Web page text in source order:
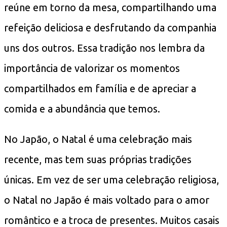
reúne em torno da mesa, compartilhando uma
refeição deliciosa e desfrutando da companhia
uns dos outros. Essa tradição nos lembra da
importância de valorizar os momentos
compartilhados em família e de apreciar a
comida e a abundância que temos.
No Japão, o Natal é uma celebração mais
recente, mas tem suas próprias tradições
únicas. Em vez de ser uma celebração religiosa,
o Natal no Japão é mais voltado para o amor
romântico e a troca de presentes. Muitos casais